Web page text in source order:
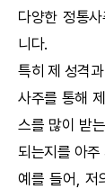
다양한 정통사
니다.
특히 제 성격
사주를 통해
스를 많이 받
되는지를 아주
예를 들어, 저